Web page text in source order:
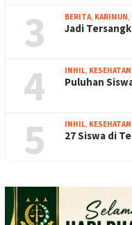
3 BERITA, KARIMUN,
Jadi
4 INHIL, KESEHATAN,
Puluhan
5 INHIL, KESEHATAN
27 Siswa di